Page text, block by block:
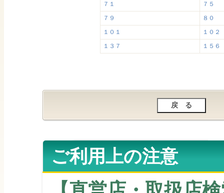
７１
７５
７９
８０
１０１
１０２
１３７
１５６
ご利用上の注意